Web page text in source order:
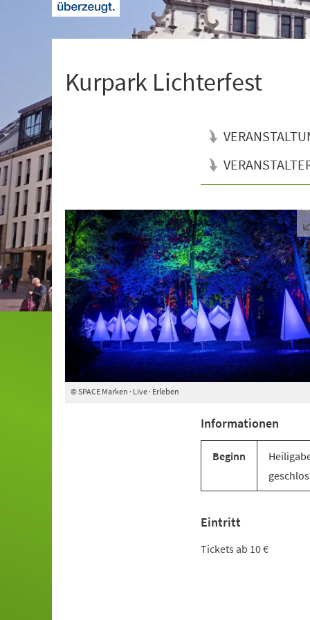
Kurpark Lichterfest
Veranstaltungsinformationen
© SPACE Marken · Live · Erleben
Informationen
Beginn
Eintritt
Tickets ab 10 €